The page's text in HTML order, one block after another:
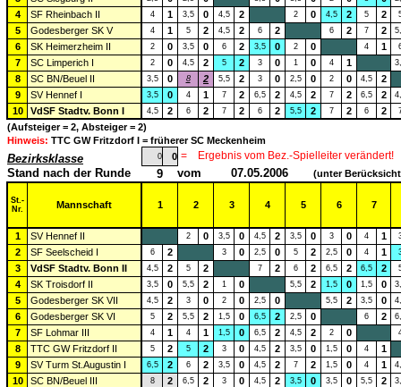
4 SF Rheinbach II 4 1 3,5 0 4,5 2 2 0 4,5 2 5 2
5 Godesberger SK V 4 1 5 2 4,5 2 6 2 6 2 7 2
6 SK Heimerzheim II 2 0 3,5 0 6 2 3,5 0 2 0 4 1
7 SC Limperich I 2 0 4,5 2 5 2 3 0 1 0 4 1
8 SC BN/Beuel II 3,5 0 8 2 5,5 2 3 0 2,5 0 2 0 4,5
2
9
SV Hennef I 3,5 0 4 1 7 2 6,5 2 4,5 2 7 2 6,5 2
10 VdSF Stadtv. Bonn I 4,5 2 6 2 7 2 6 2 5,5 2 7 2 6 2
(Aufsteiger = 2, Absteiger = 2)
Hinweis: TTC GW Fritzdorf I = früherer SC Meckenheim
Bezirksklasse 0 0 = Ergebnis vom Bez.-Spielleiter verändert!
Stand nach der Runde 9 vom 07.05.2006 (unter
St.-
Nr.
Mannschaft 1 2 3 4 5 6 7
1 SV Hennef II 2 0 3,5 0 4,5 2 3,5 0 3 0 4 1
2 SF Seelscheid I 6 2 3 0 2,5 0 5 2 2,5 0 4 1
3 VdSF Stadtv. Bonn II 4,5 2 5 2 7 2 6 2 6,5 2 6,5 2
4 SK Troisdorf II 3,5 0 5,5 2 1 0 5,5 2 1,5 0 1,5 0
5 Godesberger SK VII 4,5 2 3 0 2 0 2,5 0 5,5 2 3,5 0
6 Godesberger SK VI 5 2 5,5 2 1,5 0 6,5 2 2,5 0 6 2
7 SF Lohmar III 4 1 4 1 1,5 0 6,5 2 4,5 2 2 0
8 TTC GW Fritzdorf II 5 2 5 2 3 0 4,5 2 3,5 0 1,5 0 4
1
9
SV Turm St.Augustin I 6,5 2 6 2 3,5 0 4,5 2 7 2 1,5 0 4 1
10 SC BN/Beuel III 8 2 6,5 2 3 0 4,5 2 3,5 0 3,5 0 5,5 2